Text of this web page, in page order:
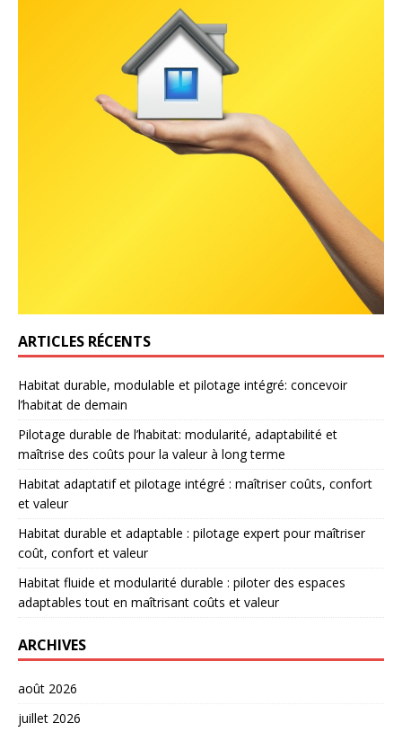
ARTICLES RÉCENTS
Habitat durable, modulable et pilotage intégré: concevoir
l’habitat de demain
Pilotage durable de l’habitat: modularité, adaptabilité et
maîtrise des coûts pour la valeur à long terme
Habitat adaptatif et pilotage intégré : maîtriser coûts, confort
et valeur
Habitat durable et adaptable : pilotage expert pour maîtriser
coût, confort et valeur
Habitat fluide et modularité durable : piloter des espaces
adaptables tout en maîtrisant coûts et valeur
ARCHIVES
août 2026
juillet 2026